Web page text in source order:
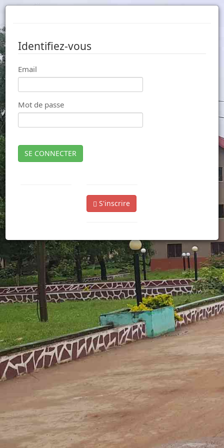
Identifiez-vous
Email
Mot de passe
SE CONNECTER
S'inscrire